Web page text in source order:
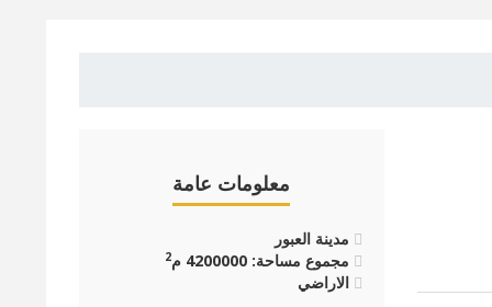
معلومات عامة
مدينة العبور
مجموع مساحة: 4200000 م
2
الاراضي